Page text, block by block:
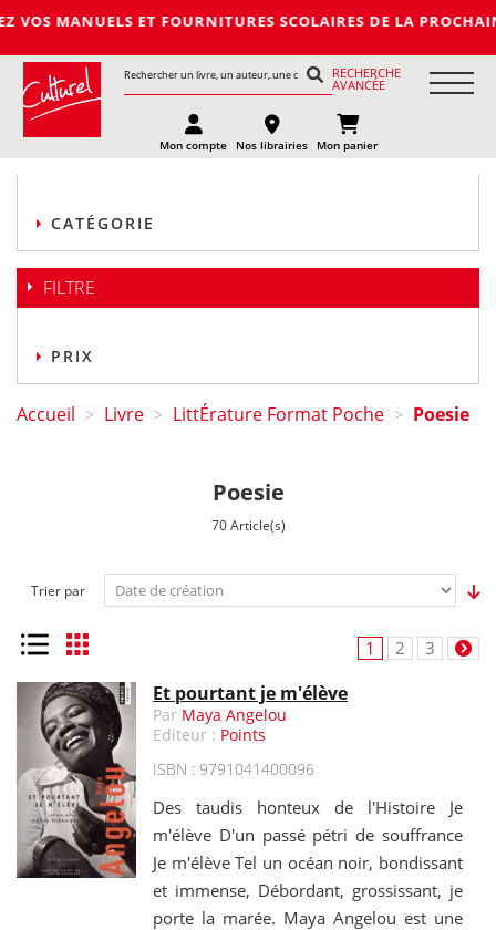
ET FOURNITURES SCOLAIRES DE LA
RECHERCHE
AVANCÉE
Mon compte Nos librairies Mon panier
CATÉGORIE
FILTRE
PRIX
Accueil > Livre > LittÉrature Format Poche > Poesie
Poesie
70 Article(s)
Trier par
Liste Grille 1 2 3
Et pourtant je m'élève
Par Maya Angelou
Editeur : Points
ISBN : 9791041400096
Des taudis honteux de l'Histoire Je
m'élève D'un passé pétri de souffrance
Je m'élève Tel un océan noir, bondissant
et immense, Débordant, grossissant, je
porte la marée. Maya Angelou est une